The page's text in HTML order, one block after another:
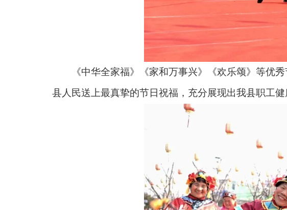
《中华全家福》《家和万事兴》《欢乐颂》等优秀
县人民送上最真挚的节日祝福，充分展现出我县职工